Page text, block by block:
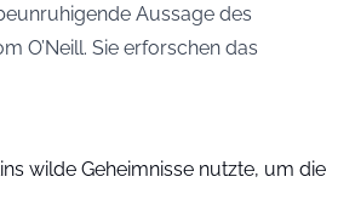
Aussage des
O’Neill. Sie erforschen das
wilde Geheimnisse nutzte, um die